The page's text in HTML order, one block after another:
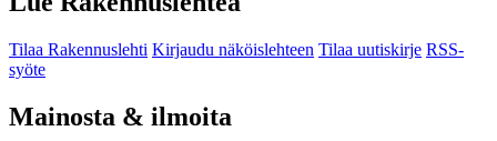
Tilaa Rakennuslehti Kirjaudu näköislehteen Tilaa uutiskirje RSS-
syöte
Mainosta & ilmoita